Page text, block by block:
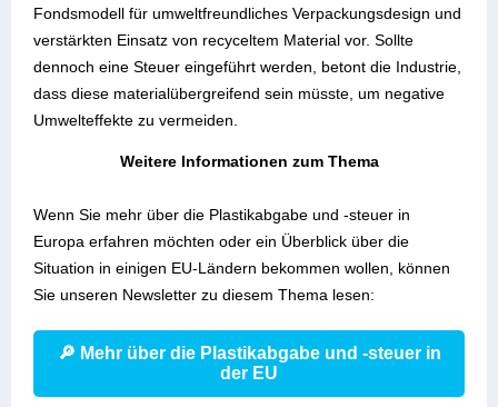
Fondsmodell für umweltfreundliches Verpackungsdesign und
verstärkten Einsatz von recyceltem Material vor. Sollte
dennoch eine Steuer eingeführt werden, betont die Industrie,
dass diese materialübergreifend sein müsste, um negative
Umwelteffekte zu vermeiden.
Weitere Informationen zum Thema
Wenn Sie mehr über die Plastikabgabe und -steuer in
Europa erfahren möchten oder ein Überblick über die
Situation in einigen EU-Ländern bekommen wollen, können
Sie unseren Newsletter zu diesem Thema lesen:
🔎 Mehr über die Plastikabgabe und -steuer in
der EU